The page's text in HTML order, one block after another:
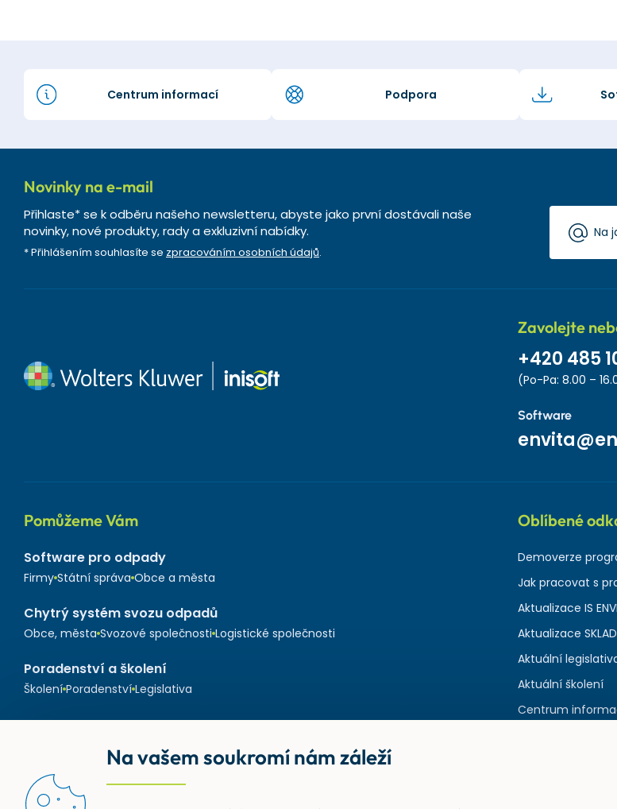
Centrum informací Podpora
Novinky na e-mail
Přihlaste* se k odběru našeho newsletteru, abyste jako první dostávali naše
novinky, nové produkty, rady a exkluzivní nabídky.
* Přihlášením souhlasíte se zpracováním osobních údajů.
Zavolejte
+420 485
(Po-Pa: 8.00 –
Software
Pomůžeme Vám
Software pro odpady
Firmy Státní správa Obce a města
Chytrý systém svozu odpadů
Obce, města Svozové společnosti Logistické společnosti
Poradenství a školení
Školení Poradenství Legislativa
Oblíbené
Demoverze
Jak pracovat s
Aktualizace IS
Aktualizace
Aktuální
Aktuální školení
Centrum
Na vašem soukromí nám záleží